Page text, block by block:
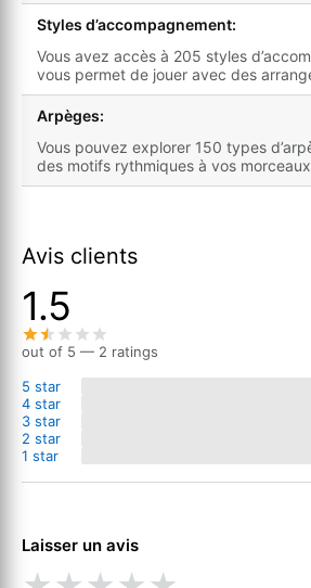
Styles d’accompagnement:
Vous avez accès à 205 styles
vous permet de jouer avec des
Arpèges:
Vous pouvez explorer 150 types
des motifs rythmiques à vos
Avis clients
1.5
out of 5 — 2 ratings
5 star
4 star
3 star
2 star
1 star
Laisser un avis